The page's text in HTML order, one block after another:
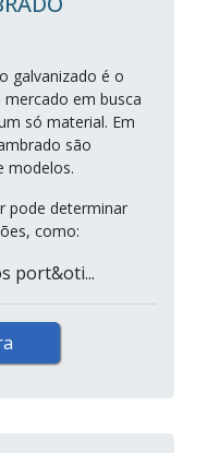
galvanizado é o
em busca
só material. Em
são
modelos.
pode determinar
como:
port&oti...